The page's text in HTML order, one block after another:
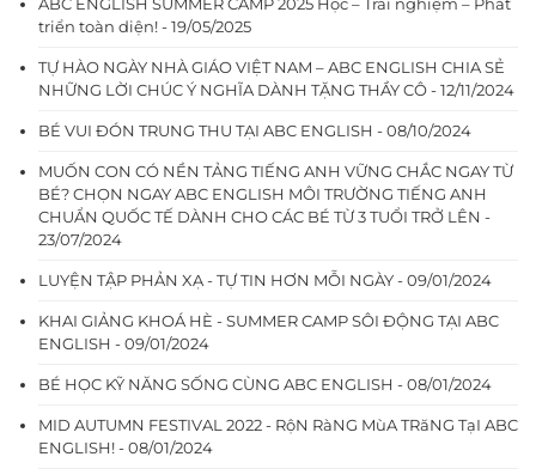
triển toàn diện! - 19/05/2025
TỰ HÀO NGÀY NHÀ GIÁO VIỆT NAM – ABC ENGLISH CHIA SẺ
NHỮNG LỜI CHÚC Ý NGHĨA DÀNH TẶNG THẦY CÔ - 12/11/2024
BÉ VUI ĐÓN TRUNG THU TẠI ABC ENGLISH - 08/10/2024
MUỐN CON CÓ NỀN TẢNG TIẾNG ANH VỮNG CHẮC NGAY TỪ
BÉ? CHỌN NGAY ABC ENGLISH MÔI TRƯỜNG TIẾNG ANH
CHUẨN QUỐC TẾ DÀNH CHO CÁC BÉ TỪ 3 TUỔI TRỞ LÊN -
23/07/2024
LUYỆN TẬP PHẢN XẠ - TỰ TIN HƠN MỖI NGÀY - 09/01/2024
KHAI GIẢNG KHOÁ HÈ - SUMMER CAMP SÔI ĐỘNG TẠI ABC
ENGLISH - 09/01/2024
BÉ HỌC KỸ NĂNG SỐNG CÙNG ABC ENGLISH - 08/01/2024
MID AUTUMN FESTIVAL 2022 - RộN RàNG MùA TRăNG TạI ABC
ENGLISH! - 08/01/2024